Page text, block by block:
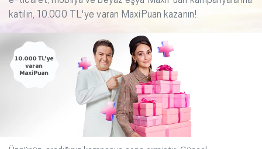
katılın, 10.000 TL'ye varan MaxiPuan kazanın!